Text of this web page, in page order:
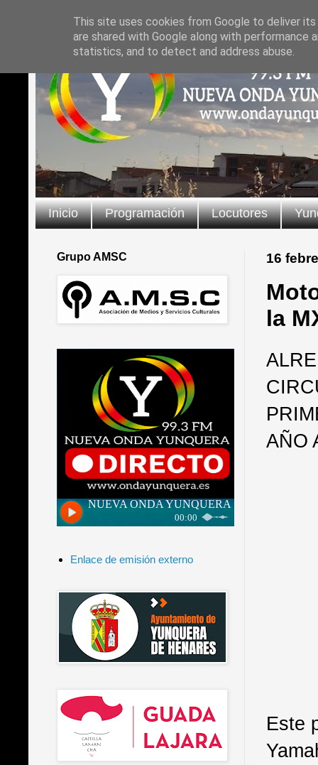
Inicio Programación Locutores
16
la
AÑO
Este
Grupo AMSC
Enlace de emisión externo
This site uses cookies from Google to deliver
are shared with Google along with
statistics, and to detect and address abuse.